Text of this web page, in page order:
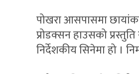
पोखरा आसपासमा
प्रोडक्सन हाउसको
निर्देशकीय सिनेमा हो ।